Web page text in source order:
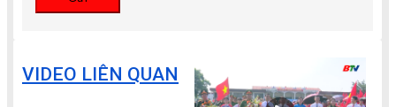
VIDEO LIÊN QUAN